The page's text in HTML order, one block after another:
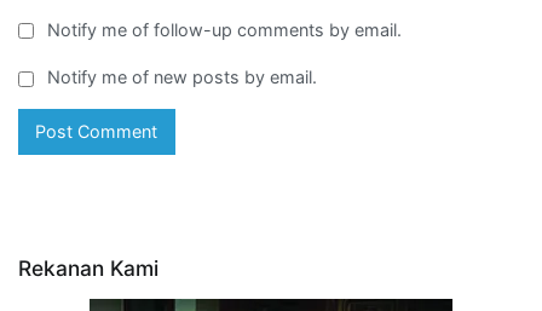
Notify me of follow-up comments by email.
Notify me of new posts by email.
Rekanan Kami